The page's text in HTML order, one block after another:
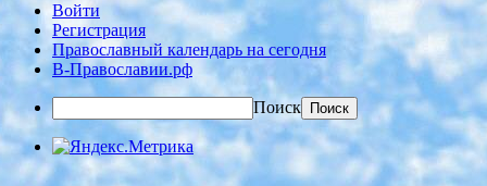
Войти
Регистрация
Православный календарь на сегодня
В-Православии.рф
Поиск